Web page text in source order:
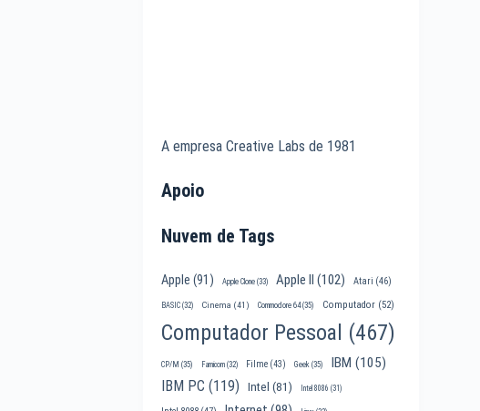
A empresa Creative Labs de 1981
Apoio
Nuvem de Tags
Apple (91) Apple Clone (33) Apple II (102) Atari (46)
BASIC (32) Cinema (41) Commodore 64(35) Computador (52)
Computador Pessoal (467)
CP/M (35) Famicom (32) Filme (43) Geek (35) IBM (105)
IBM PC (119) Intel (81) Intel 8086 (31)